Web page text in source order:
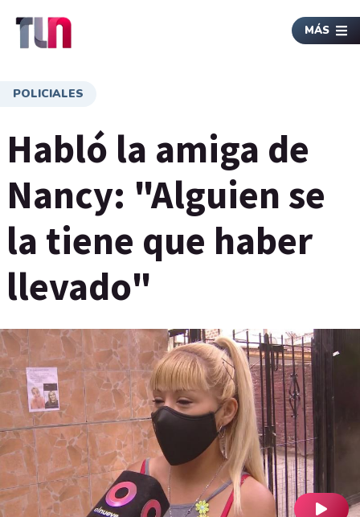
MÁS
POLICIALES
Habló la amiga de
Nancy: "Alguien se
la tiene que haber
llevado"